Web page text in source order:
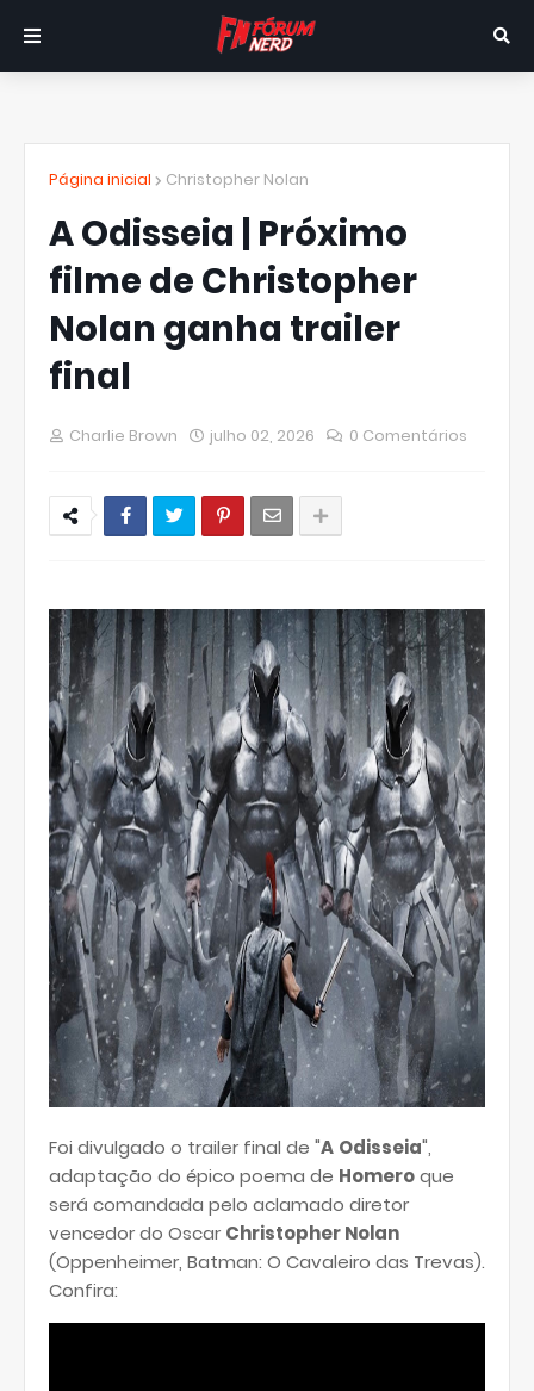
Página inicial Christopher Nolan
A Odisseia | Próximo
filme de Christopher
Nolan ganha trailer
final
Charlie Brown julho 02, 2026 0 Comentários
Foi divulgado o trailer final de "A Odisseia",
adaptação do épico poema de Homeroque
será comandada pelo aclamado diretor
vencedor do Oscar Christopher Nolan
(Oppenheimer, Batman: O Cavaleiro das Trevas).
Confira: